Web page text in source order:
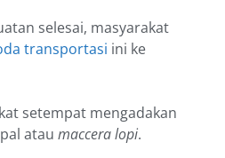
selesai, masyarakat
transportasi ini ke
setempat mengadakan
atau maccera lopi.